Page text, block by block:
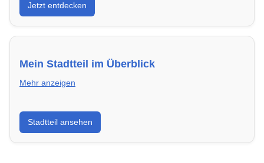
energieeffizient und sofort bezugsfertig.
Jetzt entdecken
Mein Stadtteil im Überblick
Mehr anzeigen
Erfahre mehr über deinen Stadtteil in Cottbus:
Lebensqualität, Verkehrsanbindung, Schulen,
Freizeitmöglichkeiten und Mietpreise.
Stadtteil ansehen